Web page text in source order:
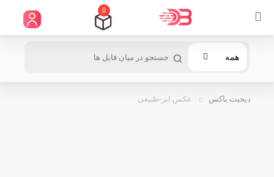
0
همه
دیجیت باکس عکس ابر-طبیعی